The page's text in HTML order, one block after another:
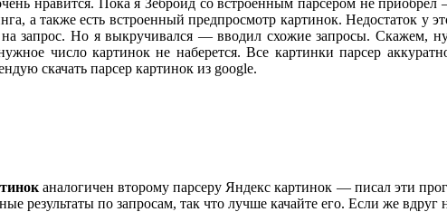
нравится. Пока я Зеброид со встроенным парсером не
а также есть встроенный предпросмотр картинок. Недостаток у
запрос. Но я выкручивался — вводил схожие запросы. Скажем,
число картинок не наберется. Все картинки парсер
скачать парсер картинок из google.
аналогичен второму парсеру Яндекс картинок — писал эти
результаты по запросам, так что лучше качайте его. Если же вдруг